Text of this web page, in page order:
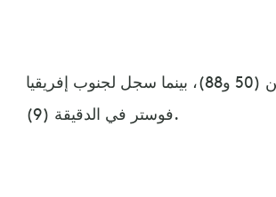
وسجل للأسود يوسف النصيري وأيوب الكعبي في الدقيقتين (50 و88)، بينما سجل لجنوب إفريقيا
فوستر في الدقيقة (9).